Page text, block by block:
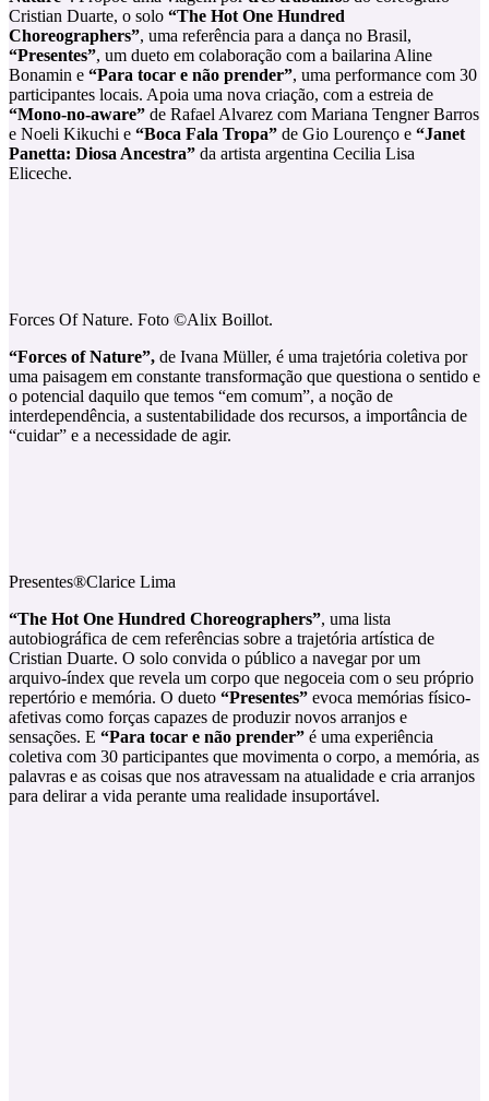
Cristian Duarte, o solo “The Hot One Hundred
Choreographers”, uma referência para a dança no Brasil,
“Presentes”, um dueto em colaboração com a bailarina Aline
Bonamin e “Para tocar e não prender”, uma performance com 30
participantes locais. Apoia uma nova criação, com a estreia de
“Mono-no-aware” de Rafael Alvarez com Mariana Tengner Barros
e Noeli Kikuchi e “Boca Fala Tropa” de Gio Lourenço e “Janet
Panetta: Diosa Ancestra” da artista argentina Cecilia Lisa
Eliceche.
Forces Of Nature. Foto ©Alix Boillot.
“Forces of Nature”, de Ivana Müller, é uma trajetória coletiva por
uma paisagem em constante transformação que questiona o sentido e
o potencial daquilo que temos “em comum”, a noção de
interdependência, a sustentabilidade dos recursos, a importância de
“cuidar” e a necessidade de agir.
Presentes®Clarice Lima
“The Hot One Hundred Choreographers”, uma lista
autobiográfica de cem referências sobre a trajetória artística de
Cristian Duarte. O solo convida o público a navegar por um
arquivo-índex que revela um corpo que negoceia com o seu próprio
repertório e memória. O dueto “Presentes” evoca memórias físico-
afetivas como forças capazes de produzir novos arranjos e
sensações. E “Para tocar e não prender” é uma experiência
coletiva com 30 participantes que movimenta o corpo, a memória, as
palavras e as coisas que nos atravessam na atualidade e cria arranjos
para delirar a vida perante uma realidade insuportável.